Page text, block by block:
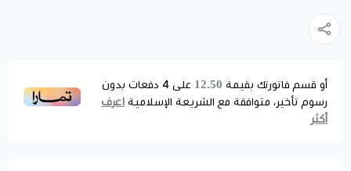
أو قسم فاتورتك بقيمة 12.50 على 4 دفعات بدون
رسوم تأخير، متوافقة مع الشريعة الإسلامية اعرف
أكثر